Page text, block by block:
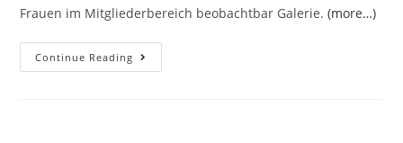
Frauen im Mitgliederbereich beobachtbar Galerie.(more…)
Continue Reading